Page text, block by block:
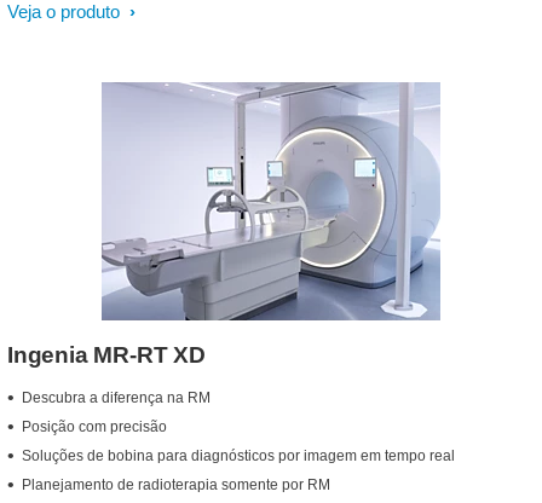
Veja o produto
Ingenia MR-RT XD
Descubra a diferença na RM
Posição com precisão
Soluções de bobina para diagnósticos por imagem em tempo real
Planejamento de radioterapia somente por RM